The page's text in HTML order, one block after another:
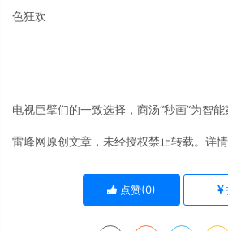
色狂欢
电视巨擘们的一致选择，商汤“秒画”为智
雷峰网原创文章，未经授权禁止转载。详情
点赞(0)